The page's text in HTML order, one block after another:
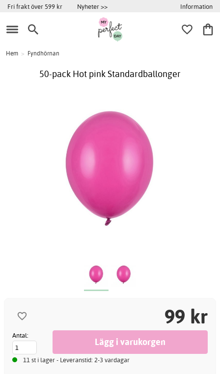
Fri frakt över 599 kr Nyheter >> Information
Hem > Fyndhörnan
50-pack Hot pink Standardballonger
99 kr
Antal:
11 st i lager - Leveranstid: 2-3 vardagar